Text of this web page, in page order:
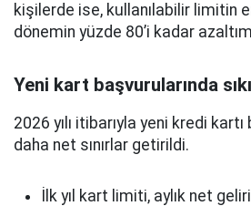
kişilerde ise, kullanılabilir limitin
dönemin yüzde 80’i kadar
Yeni kart başvurularında
2026 yılı itibarıyla yeni kredi
daha net sınırlar getirildi.
İlk yıl kart limiti, aylık net